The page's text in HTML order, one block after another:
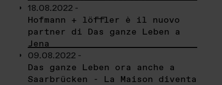
18.08.2022 -
Hofmann + löffler è il nuovo
partner di Das ganze Leben a
Jena
09.08.2022 -
Das ganze Leben ora anche a
Saarbrücken - La Maison diventa